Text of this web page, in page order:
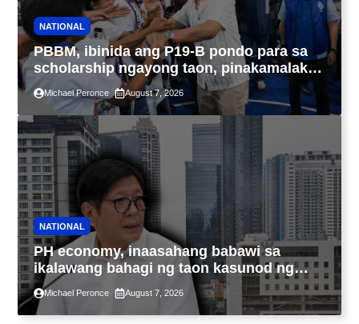
NATIONAL
PBBM, ibinida ang P19-B pondo para sa
scholarship ngayong taon, pinakamalaki
sa kasaysayan ng TESDA
Michael Peronce August 7, 2026
NATIONAL
PH economy, inaasahang babawi sa
ikalawang bahagi ng taon kasunod ng
2.3% GDP dulot ng Middle East war,
pagkaantala ng public construction
Michael Peronce August 7, 2026